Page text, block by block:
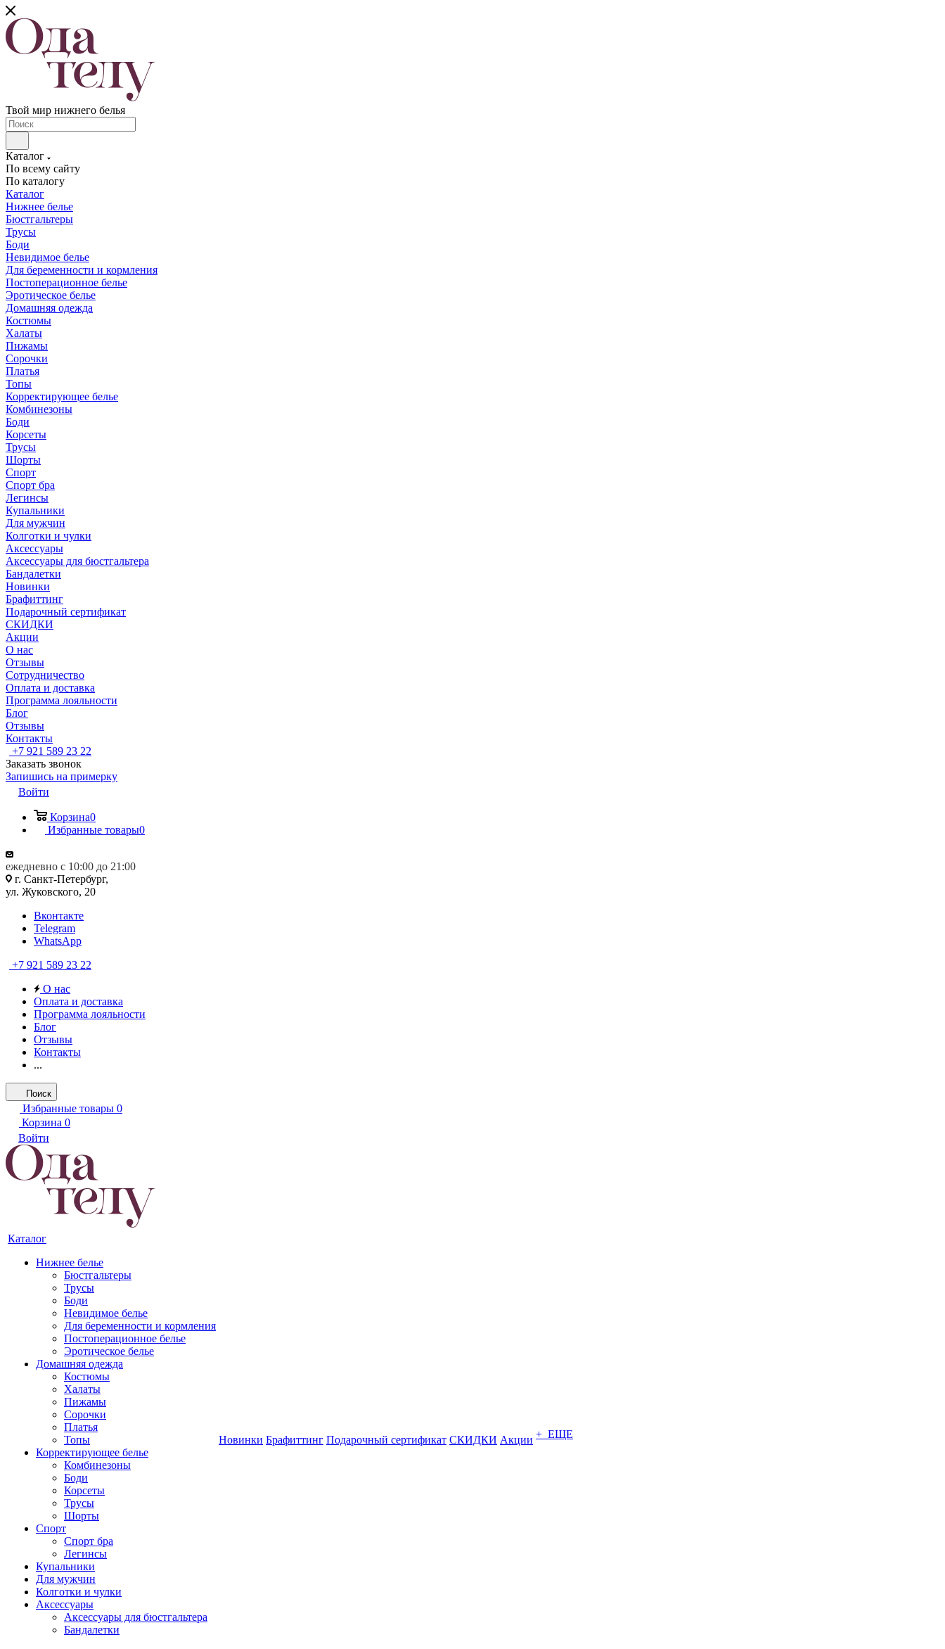
Твой мир нижнего белья
Каталог
По всему сайту
По каталогу
Каталог
Нижнее белье
Бюстгальтеры
Трусы
Боди
Невидимое белье
Для беременности и кормления
Постоперационное белье
Эротическое белье
Домашняя одежда
Костюмы
Халаты
Пижамы
Сорочки
Платья
Топы
Корректирующее белье
Комбинезоны
Боди
Корсеты
Трусы
Шорты
Спорт
Спорт бра
Легинсы
Купальники
Для мужчин
Колготки и чулки
Аксессуары
Аксессуары для бюстгальтера
Бандалетки
Новинки
Брафиттинг
Подарочный сертификат
СКИДКИ
Акции
О нас
Отзывы
Сотрудничество
Оплата и доставка
Программа лояльности
Блог
Отзывы
Контакты
+7 921 589 23 22
Заказать звонок
Запишись на примерку
Войти
Корзина0
Избранные товары0
ежедневно с 10:00 до 21:00
г. Санкт-Петербург,
ул. Жуковского, 20
Вконтакте
Telegram
WhatsApp
+7 921 589 23 22
О нас
Оплата и доставка
Программа лояльности
Блог
Отзывы
Контакты
...
Поиск
Избранные товары 0
Корзина 0
Войти
Каталог
Нижнее белье
Бюстгальтеры
Трусы
Боди
Невидимое белье
Для беременности и кормления
Постоперационное белье
Эротическое белье
Домашняя одежда
Костюмы
Халаты
Пижамы
Сорочки
Платья
Топы
Корректирующее белье
Комбинезоны
Боди
Корсеты
Трусы
Шорты
Спорт
Спорт бра
Легинсы
Купальники
Для мужчин
Колготки и чулки
Аксессуары
Аксессуары для бюстгальтера
Бандалетки
Новинки Брафиттинг Подарочный сертификат СКИДКИ Акции + ЕЩЕ